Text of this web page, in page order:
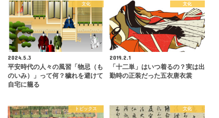
文化
2024.5.3
平安時代の人々の風習「物忌（も
のいみ）」って何？穢れを避けて
自宅に籠る
文化
2019.2.1
「十二単」はいつ着るの？実は出
勤時の正装だった五衣唐衣裳
トピックス 文化